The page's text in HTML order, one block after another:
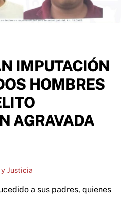
IMPUTACIÓN
HOMBRES
AGRAVADA
Justicia
a sus padres, quienes